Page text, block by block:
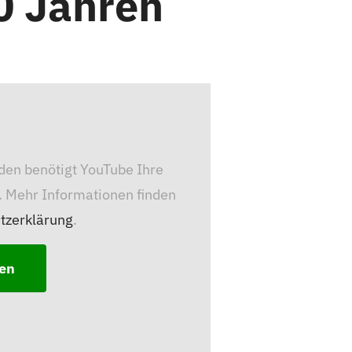
benötigt YouTube Ihre
Mehr Informationen finden
.